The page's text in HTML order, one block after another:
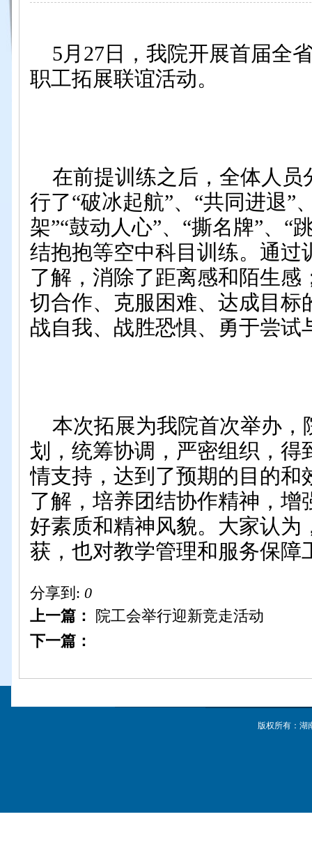
5 月 27日
，我院开展首届全
职工拓展联谊活动。
在前提训练之后，全体人员
行了“破冰起航”、“共同进退”
架”“鼓动人心”、“撕名牌”、“
结抱抱等空中科目训练。通过
了解，消除了距离感和陌生感
切合作、克服困难、达成目标
战自我、战胜恐惧、勇于尝试
本次拓展为我院首次举办，
划，统筹协调，严密组织，得
情支持，达到了预期的目的和
了解，培养团结协作精神，增
好素质和精神风貌。大家认为
获，也对教学管理和服务保障
分享到: 0
上一篇：
院工会举行迎新竞走活动
下一篇：
版权所有：湖